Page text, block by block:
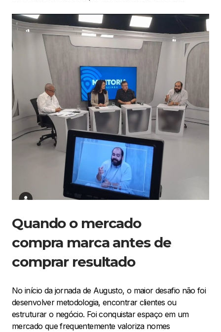
Quando o mercado
compra marca antes de
comprar resultado
No início da jornada de Augusto, o maior desafio não foi
desenvolver metodologia, encontrar clientes ou
estruturar o negócio. Foi conquistar espaço em um
mercado que frequentemente valoriza nomes